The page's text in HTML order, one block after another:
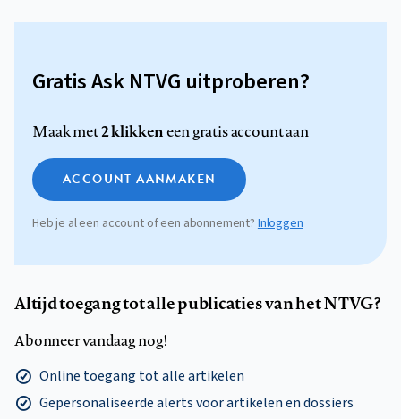
Gratis Ask NTVG uitproberen?
Maak met2 klikkeneen gratis account aan
ACCOUNT AANMAKEN
Heb je al een account of een abonnement?Inloggen
Altijd toegang tot alle publicaties van het NTVG?
Abonneer vandaag nog!
Online toegang tot alle artikelen
Gepersonaliseerde alerts voor artikelen en dossiers